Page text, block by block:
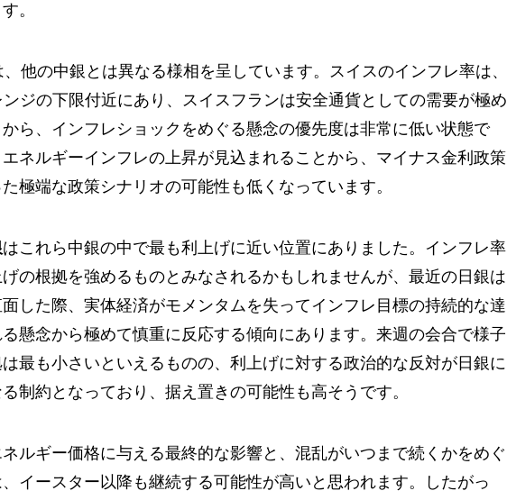
。
他の中銀とは異なる様相を呈しています。スイスのインフレ率は、
ジの下限付近にあり、スイスフランは安全通貨としての需要が極め
ら、インフレショックをめぐる懸念の優先度は非常に低い状態で
ネルギーインフレの上昇が見込まれることから、マイナス金利政策
極端な政策シナリオの可能性も低くなっています。
はこれら中銀の中で最も利上げに近い位置にありました。インフレ率
の根拠を強めるものとみなされるかもしれませんが、最近の日銀は
した際、実体経済がモメンタムを失ってインフレ目標の持続的な達
懸念から極めて慎重に反応する傾向にあります。来週の会合で様子
最も小さいといえるものの、利上げに対する政治的な反対が日銀に
制約となっており、据え置きの可能性も高そうです。
ルギー価格に与える最終的な影響と、混乱がいつまで続くかをめぐ
イースター以降も継続する可能性が高いと思われます。したがっ